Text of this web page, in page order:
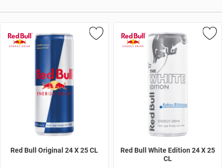
Red Bull Original 24 X 25 CL
Red Bull White Edition 24 X 25
CL